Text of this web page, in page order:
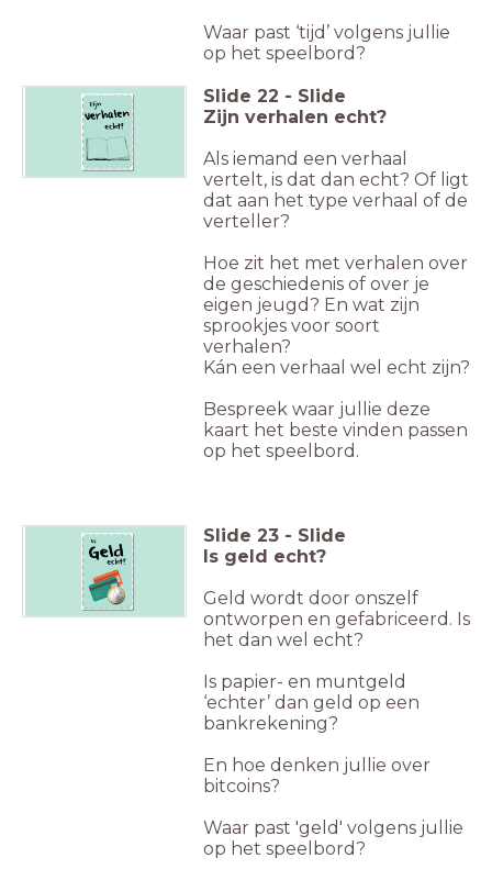
Waar past ‘tijd’ volgens jullie
op het speelbord?
Slide 22 - Slide
Zijn verhalen echt?
Als iemand een verhaal
vertelt, is dat dan echt? Of ligt
dat aan het type verhaal of de
verteller?
Hoe zit het met verhalen over
de geschiedenis of over je
eigen jeugd? En wat zijn
sprookjes voor soort
verhalen?
Kán een verhaal wel echt zijn?
Bespreek waar jullie deze
kaart het beste vinden passen
op het speelbord.
Slide 23 - Slide
Is geld echt?
Geld wordt door onszelf
ontworpen en gefabriceerd. Is
het dan wel echt?
Is papier- en muntgeld
‘echter’ dan geld op een
bankrekening?
En hoe denken jullie over
bitcoins?
Waar past 'geld' volgens jullie
op het speelbord?